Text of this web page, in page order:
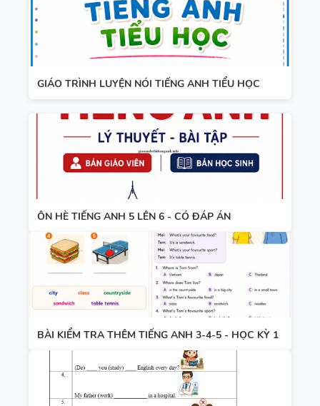
GIÁO TRÌNH LUYỆN NÓI TIẾNG ANH TIỂU HỌC
ÔN HÈ TIẾNG ANH 5 LÊN 6 - CÓ ĐÁP ÁN
BÀI KIỂM TRA THÊM TIẾNG ANH 3-4-5 - HỌC KỲ 1